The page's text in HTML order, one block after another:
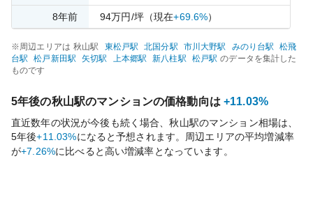
8年前 94万円/坪（現在+69.6%）
※周辺エリアは 秋山駅 東松戸駅 北国分駅 市川大野駅 みのり台駅
松飛
台駅 松戸新田駅 矢切駅 上本郷駅 新八柱駅 松戸駅 のデータを集計した
ものです
5年後の秋山駅のマンションの価格動向は +11.03%
直近数年の状況が今後も続く場合、秋山駅のマンション相場は、
5年後+11.03%になると予想されます。周辺エリアの平均増減率
が+7.26%に比べると高い増減率となっています。